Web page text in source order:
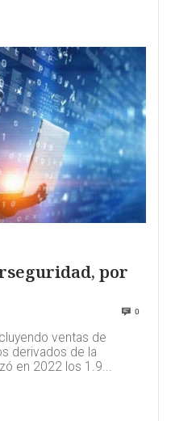
por
0
ventas de
derivados de la
en 2022 los 1.9...